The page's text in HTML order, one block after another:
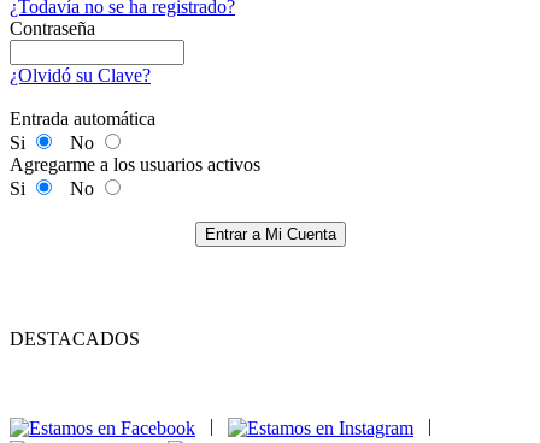
¿Todavía no se ha registrado?
Contraseña
¿Olvidó su Clave?
Entrada automática
Si
No
Agregarme a los usuarios activos
Si
No
Entrar a Mi Cuenta
DESTACADOS